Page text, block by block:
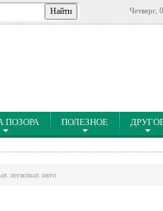
Четверг,
ПОЗОРА ПОЛЕЗНОЕ
легковых авто